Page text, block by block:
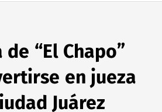
“El Chapo”
en jueza
Juárez